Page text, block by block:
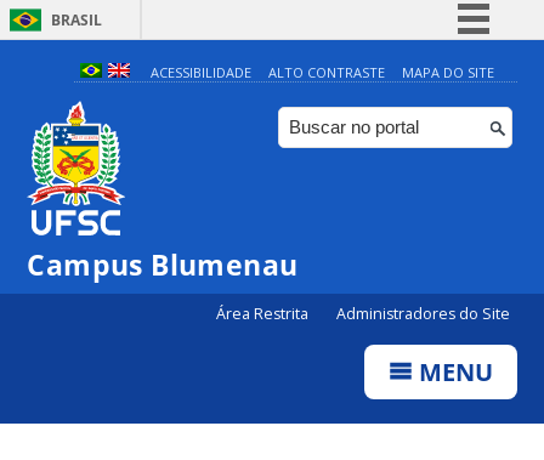
BRASIL
Simplifique!
Comunica BR
Participe
ACESSIBILIDADE ALTO CONTRASTE MAPA DO SITE
Campus Blumenau
Área Restrita Administradores do Site
MENU